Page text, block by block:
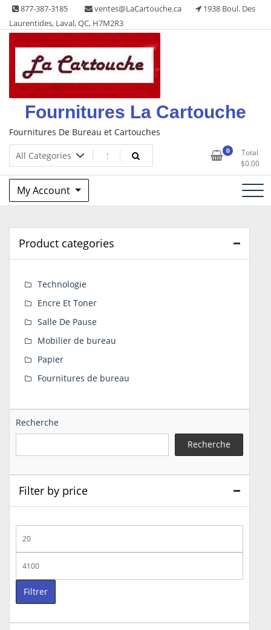
Skip
content
877-387-3185 ventes@LaCartouche.ca
1938 Boul. Des
Laurentides, Laval, QC, H7M2R3
Fournitures La Cartouche
Fournitures De Bureau et Cartouches
0
Total
$0.00
My Account
Product categories
Technologie
Encre Et Toner
Salle De Pause
Mobilier de bureau
Papier
Fournitures de bureau
Recherche
Recherche
Filter by price
min
max
Filtrer